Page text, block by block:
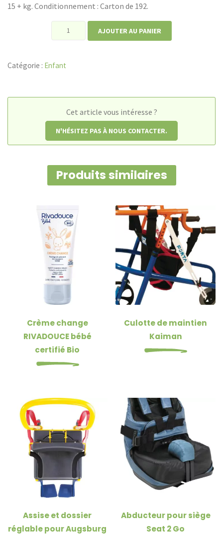
15 + kg. Conditionnement : Carton de 192.
quantité
bébé
AJOUTER AU PANIER
Catégorie : Enfant
Cet article vous intéresse ?
N'HÉSITEZ PAS À NOUS CONTACTER.
Produits similaires
Crème change
RIVADOUCE bébé
certifié Bio
Culotte de maintien
Kaiman
Assise et dossier
réglable pour Augsburg
Abducteur pour siège
Seat 2 Go